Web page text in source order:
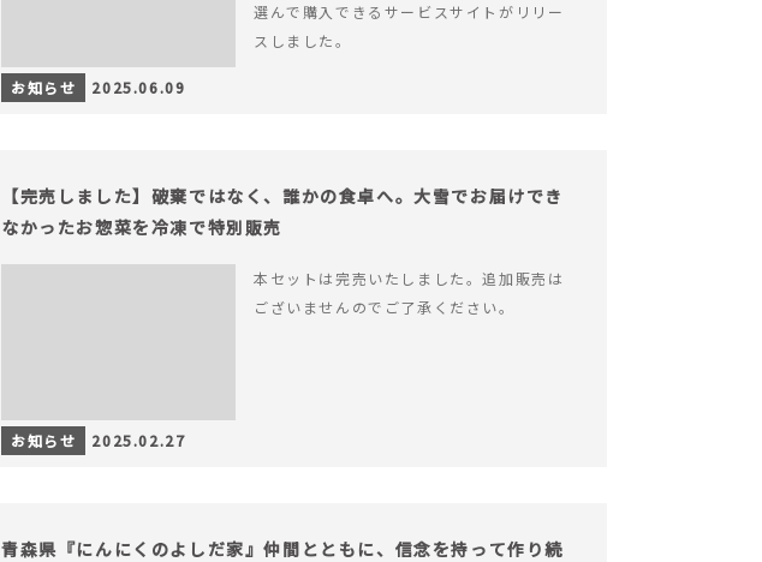
選んで購入できるサービスサイトがリリー
スしました。
お知らせ 2025.06.09
【完売しました】破棄ではなく、誰かの食卓へ。大雪でお届けでき
なかったお惣菜を冷凍で特別販売
本セットは完売いたしました。追加販売は
ございませんのでご了承ください。
お知らせ 2025.02.27
青森県『にんにくのよしだ家』仲間とともに、信念を持って作り続